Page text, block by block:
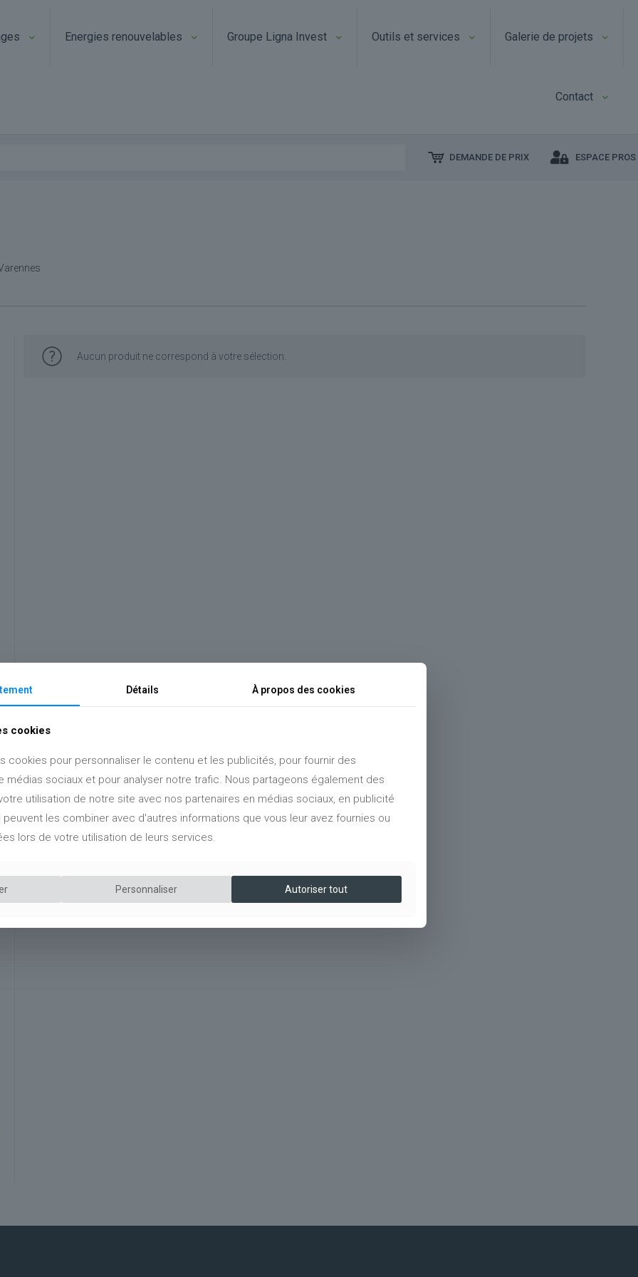
Energies renouvelables Groupe Ligna Invest Outils et services Galerie de projets
Contact
DEMANDE DE PRIX ESPACE PROS
Aucun produit ne correspond à votre sélection.
Détails À propos des cookies
cookies
cookies pour personnaliser le contenu et les publicités, pour fournir des
médias sociaux et pour analyser notre trafic. Nous partageons également des
utilisation de notre site avec nos partenaires en médias sociaux, en publicité
peuvent les combiner avec d'autres informations que vous leur avez fournies ou
lors de votre utilisation de leurs services.
Personnaliser Autoriser tout